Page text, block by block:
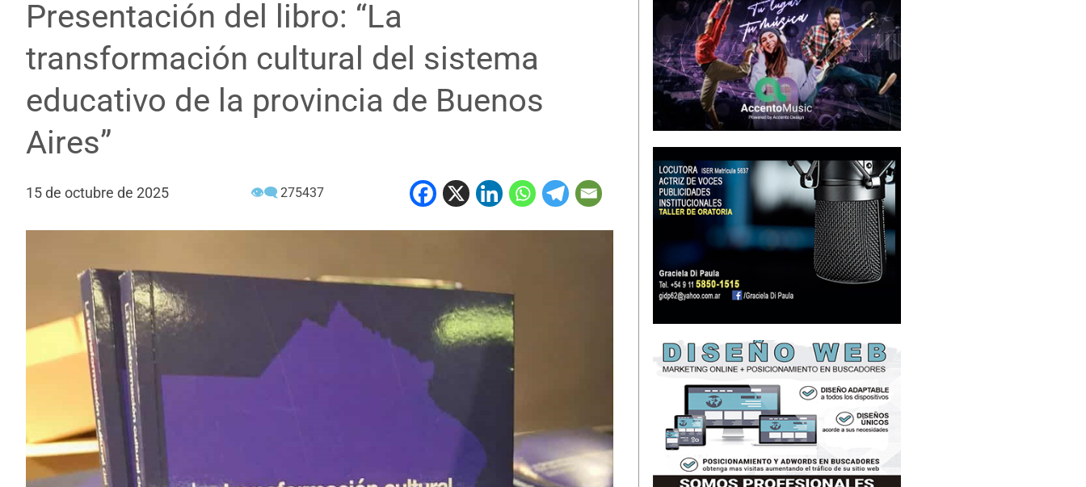
Presentación del libro: “La
transformación cultural del sistema
educativo de la provincia de Buenos
Aires”
15 de octubre de 2025 👁‍🗨 275437